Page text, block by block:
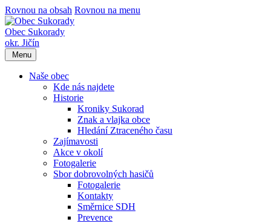
Rovnou na obsah Rovnou na menu
Obec Sukorady
okr. Jičín
Menu
Naše obec
Kde nás najdete
Historie
Kroniky Sukorad
Znak a vlajka obce
Hledání Ztraceného času
Zajímavosti
Akce v okolí
Fotogalerie
Sbor dobrovolných hasičů
Fotogalerie
Kontakty
Směrnice SDH
Prevence